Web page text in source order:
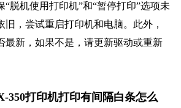
“脱机使用打印机”和“暂停打印”选项未
旧，尝试重启打印机和电脑。此外，
最新，如果不是，请更新驱动或重新
350打印机打印有间隔白条怎么